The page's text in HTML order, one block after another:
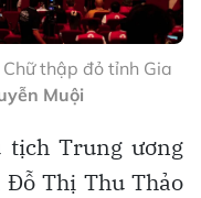
thập đỏ tỉnh Gia
Muội
tịch Trung ương
Thị Thu Thảo